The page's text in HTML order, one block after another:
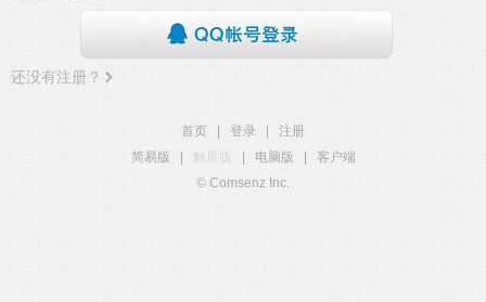
还没有注册？
首页 登录
注册
简易版
触屏版 电脑版
客户端
© Comsenz Inc.